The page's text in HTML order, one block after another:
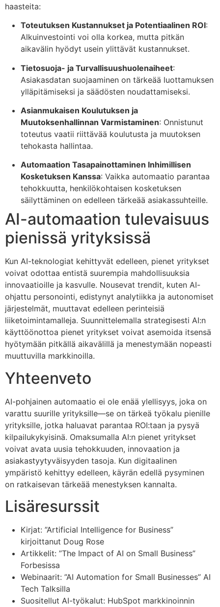
haasteita:
Toteutuksen Kustannukset ja Potentiaalinen ROI:
Alkuinvestointi voi olla korkea, mutta pitkän
aikavälin hyödyt usein ylittävät kustannukset.
Tietosuoja- ja Turvallisuushuolenaiheet:
Asiakasdatan suojaaminen on tärkeää luottamuksen
ylläpitämiseksi ja säädösten noudattamiseksi.
Asianmukaisen Koulutuksen ja
Muutoksenhallinnan Varmistaminen: Onnistunut
toteutus vaatii riittävää koulutusta ja muutoksen
tehokasta hallintaa.
Automaation Tasapainottaminen Inhimillisen
Kosketuksen Kanssa: Vaikka automaatio parantaa
tehokkuutta, henkilökohtaisen kosketuksen
säilyttäminen on edelleen tärkeää asiakassuhteille.
AI-automaation tulevaisuus
pienissä yrityksissä
Kun AI-teknologiat kehittyvät edelleen, pienet yritykset
voivat odottaa entistä suurempia mahdollisuuksia
innovaatioille ja kasvulle. Nousevat trendit, kuten AI-
ohjattu personointi, edistynyt analytiikka ja autonomiset
järjestelmät, muuttavat edelleen perinteisiä
liiketoimintamalleja. Suunnittelemalla strategisesti AI:n
käyttöönottoa pienet yritykset voivat asemoida itsensä
hyötymään pitkällä aikavälillä ja menestymään nopeasti
muuttuvilla markkinoilla.
Yhteenveto
AI-pohjainen automaatio ei ole enää ylellisyys, joka on
varattu suurille yrityksille—se on tärkeä työkalu pienille
yrityksille, jotka haluavat parantaa ROI:taan ja pysyä
kilpailukykyisinä. Omaksumalla AI:n pienet yritykset
voivat avata uusia tehokkuuden, innovaation ja
asiakastyytyväisyyden tasoja. Kun digitaalinen
ympäristö kehittyy edelleen, käyrän edellä pysyminen
on ratkaisevan tärkeää menestyksen kannalta.
Lisäresurssit
Kirjat: ”Artificial Intelligence for Business”
kirjoittanut Doug Rose
Artikkelit: ”The Impact of AI on Small Business”
Forbesissa
Webinaarit: ”AI Automation for Small Businesses” AI
Tech Talksilla
Suositellut AI-työkalut: HubSpot markkinoinnin